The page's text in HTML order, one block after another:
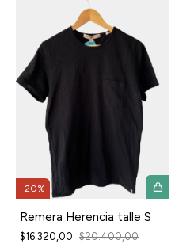
-20%
Remera Herencia talle S
$16.320,00 $20.400,00